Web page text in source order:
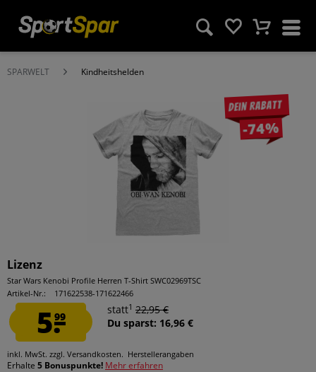
SPARWELT Kindheitshelden
Dein Rabatt
-74%
Lizenz
Star Wars Kenobi Profile Herren T-Shirt SWC02969TSC
Artikel-Nr.:
171622538-171622466
5.99
statt1 22,95 €
Du sparst: 16,96 €
inkl. MwSt. zzgl. Versandkosten. Herstellerangaben
Erhalte 5 Bonuspunkte! Mehr erfahren